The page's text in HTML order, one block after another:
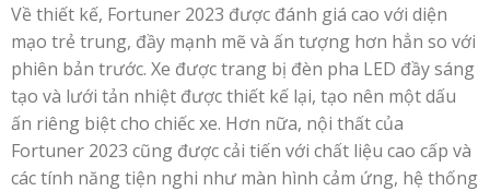
Về thiết kế, Fortuner 2023 được đánh giá cao với diện
mạo trẻ trung, đầy mạnh mẽ và ấn tượng hơn hẳn so với
phiên bản trước. Xe được trang bị đèn pha LED đầy sáng
tạo và lưới tản nhiệt được thiết kế lại, tạo nên một dấu
ấn riêng biệt cho chiếc xe. Hơn nữa, nội thất của
Fortuner 2023 cũng được cải tiến với chất liệu cao cấp và
các tính năng tiện nghi như màn hình cảm ứng, hệ thống